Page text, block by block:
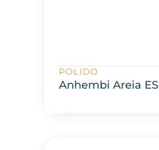
POLIDO
Anhembi Areia